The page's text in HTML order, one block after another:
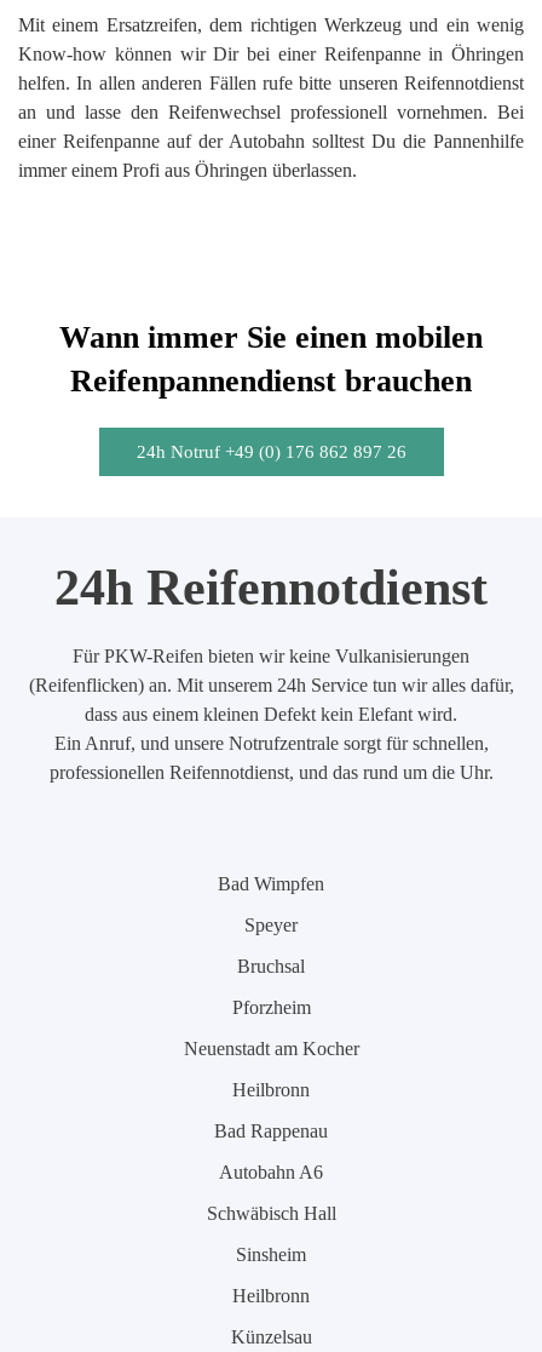
Mit einem Ersatzreifen, dem richtigen Werkzeug und ein wenig
Know-how können wir Dir bei einer Reifenpanne in Öhringen
helfen. In allen anderen Fällen rufe bitte unseren Reifennotdienst
an und lasse den Reifenwechsel professionell vornehmen. Bei
einer Reifenpanne auf der Autobahn solltest Du die Pannenhilfe
immer einem Profi aus Öhringen überlassen.
Wann immer Sie einen mobilen
Reifenpannendienst brauchen
24h Notruf +49 (0) 176 862 897 26
24h Reifennotdienst
Für PKW-Reifen bieten wir keine Vulkanisierungen
(Reifenflicken) an. Mit unserem 24h Service tun wir alles dafür,
dass aus einem kleinen Defekt kein Elefant wird.
Ein Anruf, und unsere Notrufzentrale sorgt für schnellen,
professionellen Reifennotdienst, und das rund um die Uhr.
Bad Wimpfen
Speyer
Bruchsal
Pforzheim
Neuenstadt am Kocher
Heilbronn
Bad Rappenau
Autobahn A6
Schwäbisch Hall
Sinsheim
Heilbronn
Künzelsau